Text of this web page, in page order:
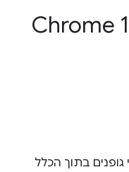
גופנים בתוך הכלל